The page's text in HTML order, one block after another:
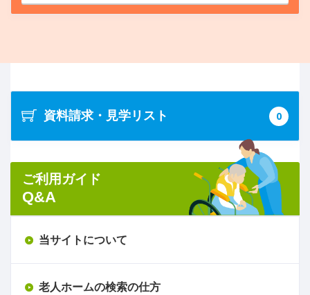
資料請求・見学リスト 0
ご利用ガイド
Q&A
当サイトについて
老人ホームの検索の仕方